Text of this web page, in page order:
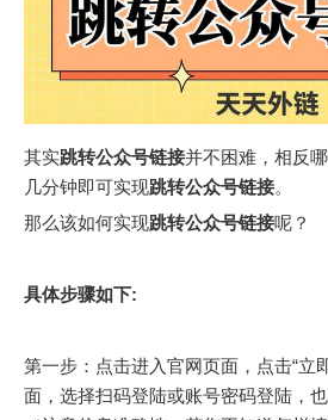
其实跳转公众号链接并不困难，相反
几分钟即可实现跳转公众号链接。
那么该如何实现跳转公众号链接呢？
具体步骤如下:
第一步：点击进入官网页面，点击“立
面，选择扫码登陆或账号密码登陆，